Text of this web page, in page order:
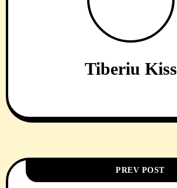
Tiberiu Kiss
PREV POST